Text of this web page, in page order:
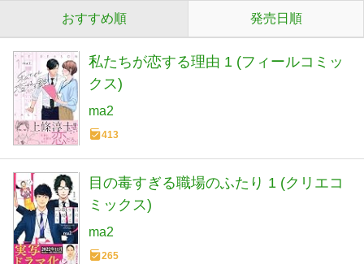
おすすめ順 発売日順
私たちが恋する理由 1 (フィールコミッ
クス)
ma2
413
目の毒すぎる職場のふたり 1 (クリエコ
ミックス)
ma2
265